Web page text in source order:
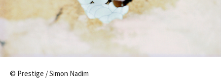
© Prestige / Simon Nadim